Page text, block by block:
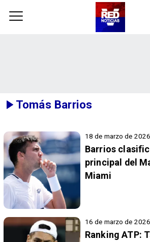
Tomás Barrios
18 de marzo de 2026
Barrios
principal del
Miami
16 de marzo de 2026
Ranking ATP: